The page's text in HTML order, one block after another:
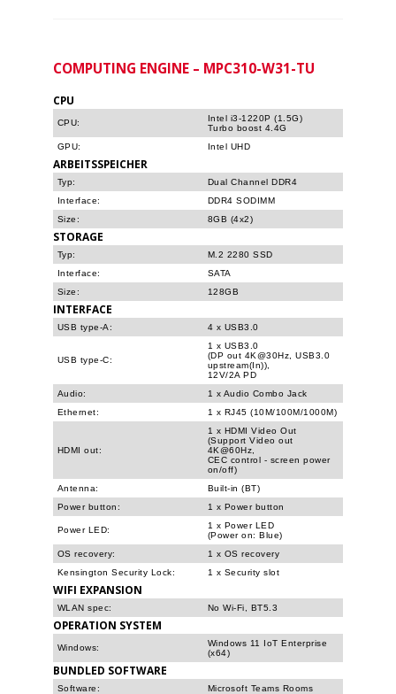
COMPUTING ENGINE​ – MPC310-W31-TU
CPU
CPU:
Intel i3-1220P (1.5G)
Turbo boost 4.4G
GPU:
Intel UHD
ARBEITSSPEICHER
Typ:
Dual Channel DDR4
Interface:
DDR4 SODIMM
Size:
8GB (4x2)
STORAGE
Typ:
M.2 2280 SSD
Interface:
SATA
Size:
128GB
INTERFACE
USB type-A: 4 x USB3.0
USB type-C:
1 x USB3.0
(DP out 4K@30Hz, USB3.0
upstream(In)),
12V/2A PD
Audio:
1 x Audio Combo Jack
Ethernet:
1 x RJ45 (10M/100M/1000M)
HDMI out:
1 x HDMI Video Out
(Support Video out
4K@60Hz,
CEC control - screen power
on/off)
Antenna:
Built-in (BT)
Power button:
1 x Power button
Power LED:
1 x Power LED
(Power on: Blue)
OS recovery:
1 x OS recovery
Kensington Security Lock:
1 x Security slot
WIFI EXPANSION
WLAN spec: No Wi-Fi, BT5.3
OPERATION SYSTEM
Windows:
Windows 11 IoT Enterprise
(x64)
BUNDLED SOFTWARE
Software: Microsoft Teams Rooms